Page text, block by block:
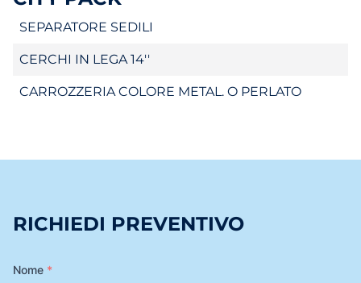
SEPARATORE SEDILI
CERCHI IN LEGA 14''
CARROZZERIA COLORE METAL. O PERLATO
RICHIEDI PREVENTIVO
Nome *